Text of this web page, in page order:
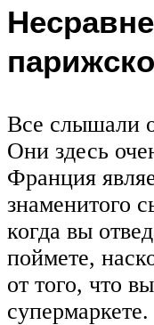
Все слышали
Они здесь
Франция
знаменитого
когда вы
поймете,
от того, что
супермаркете.